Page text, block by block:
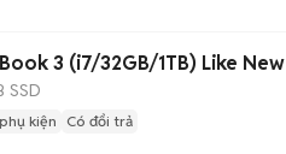
3 (i7/32GB/1TB) Like New
SSD
kiện Có đổi trả